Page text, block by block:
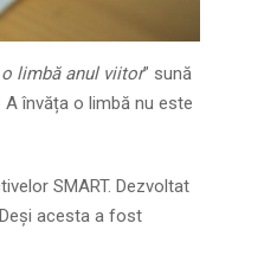
limbă anul viitor” sună
învăța o limbă nu este
SMART. Dezvoltat
acesta a fost